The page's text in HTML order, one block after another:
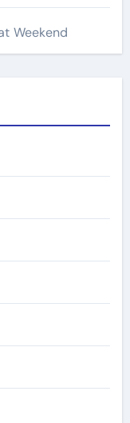
Weekend